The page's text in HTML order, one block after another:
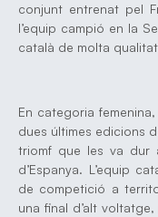
conjunt entrenat pel
l’equip campió en la
català de molta
En categoria
dues últimes edicions
triomf que les va dur
d’Espanya. L’equip
de competició a
una final d’alt